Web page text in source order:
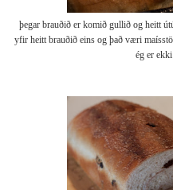
þegar brauðið er komið gullið og heitt
yfir heitt brauðið eins og það væri
ég er